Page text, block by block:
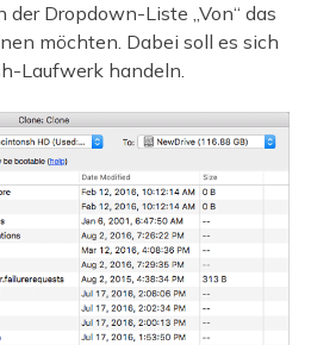
Dropdown-Liste „Von“ das
möchten. Dabei soll es sich
Laufwerk handeln.